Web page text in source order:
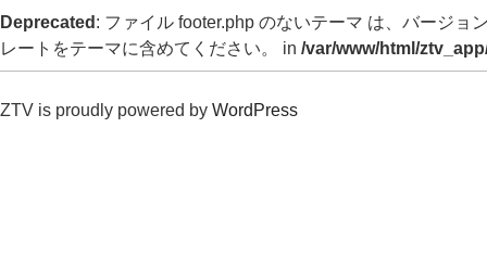
Deprecated : ファイル footer.php のないテーマ は、バージョ
レートをテーマに含めてください。 in /var/www/html/
ZTV is proudly powered by WordPress